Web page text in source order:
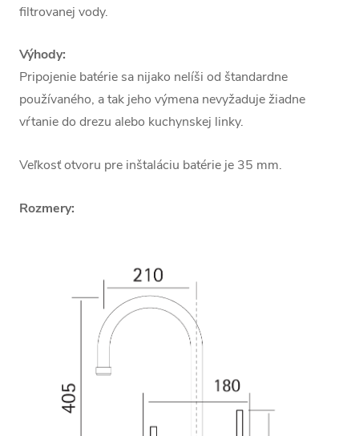
filtrovanej vody.
Výhody:
Pripojenie batérie sa nijako nelíši od štandardne
používaného, a tak jeho výmena nevyžaduje žiadne
vŕtanie do drezu alebo kuchynskej linky.
Veľkosť otvoru pre inštaláciu batérie je 35 mm.
Rozmery: